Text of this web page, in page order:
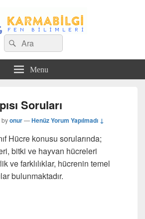
Search
for:
Ara
Menu
Soruları
byonur—Henüz Yorum Yapılmadı ↓
Hücre konusu sorularında;
bitki ve hayvan hücreleri
ve farklılıklar, hücrenin temel
bulunmaktadır.